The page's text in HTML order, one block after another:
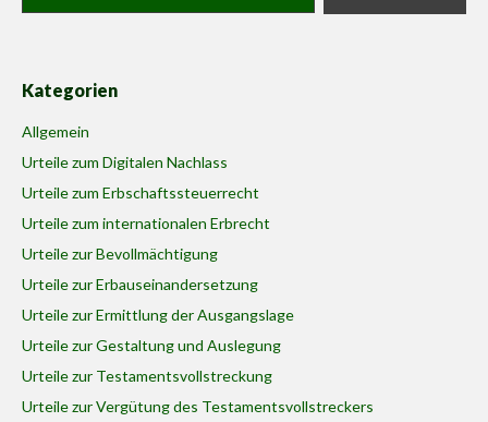
Kategorien
Allgemein
Urteile zum Digitalen Nachlass
Urteile zum Erbschaftssteuerrecht
Urteile zum internationalen Erbrecht
Urteile zur Bevollmächtigung
Urteile zur Erbauseinandersetzung
Urteile zur Ermittlung der Ausgangslage
Urteile zur Gestaltung und Auslegung
Urteile zur Testamentsvollstreckung
Urteile zur Vergütung des Testamentsvollstreckers